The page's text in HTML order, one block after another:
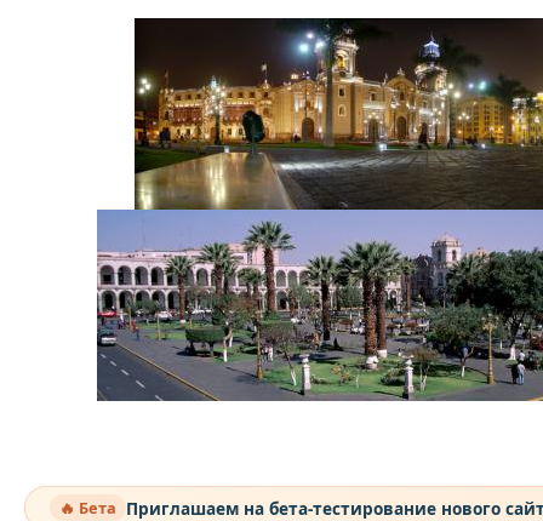
🔥 Бета Приглашаем на бета-тестирование нового